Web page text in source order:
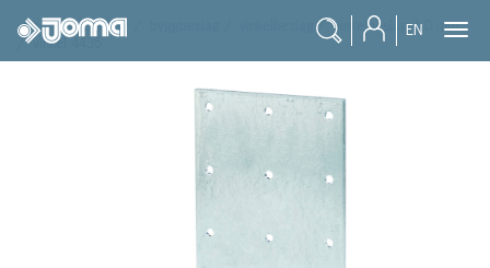
EN
joma / produkter / vinkelbeslag 4,0 mm
/ vinkel 4435